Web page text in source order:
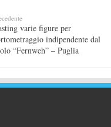
varie figure per
indipendente dal
“Fernweh” – Puglia